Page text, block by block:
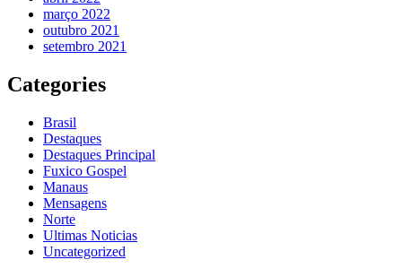
março 2022
outubro 2021
setembro 2021
Categories
Brasil
Destaques
Destaques Principal
Fuxico Gospel
Manaus
Mensagens
Norte
Ultimas Noticias
Uncategorized